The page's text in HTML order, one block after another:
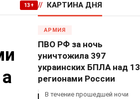
13+ // КАРТИНА ДНЯ
АРМИЯ
ПВО РФ за ночь
уничтожила 397
украинских БПЛА над 13
регионами России
В течение прошедшей ночи